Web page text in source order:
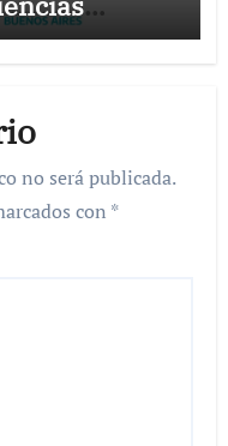
no será publicada.
con *